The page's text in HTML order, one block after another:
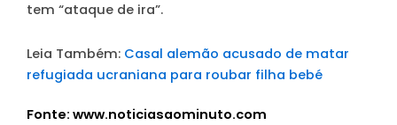
tem “ataque de ira”.
Leia Também: Casal alemão acusado de matar
refugiada ucraniana para roubar filha bebé
Fonte: www.noticiasaominuto.com